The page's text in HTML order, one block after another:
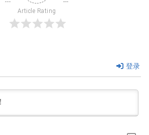
Article Rating
登录